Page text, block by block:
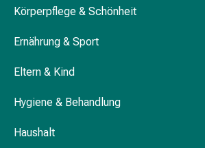
Intimpflegetücher
&
Tampons
den
Körperpflege & Schönheit
Ernährung & Sport
Eltern & Kind
Hygiene & Behandlung
Haushalt